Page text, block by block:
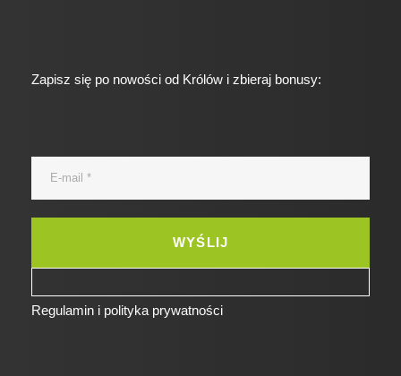
Zapisz się po nowości od Królów i zbieraj bonusy:
Regulamin i polityka prywatności